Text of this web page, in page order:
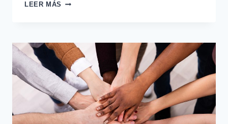
LEER MÁS